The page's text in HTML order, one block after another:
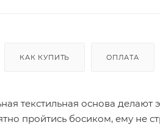
КАК КУПИТЬ ОПЛАТА
текстильная основа
пройтись босиком, ему не